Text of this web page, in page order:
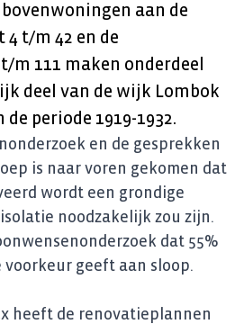
bovenwoningen aan de
t/m 42 en de
m 111 maken onderdeel
deel van de wijk Lombok
periode 1919-1932.
en de gesprekken
is naar voren gekomen dat
wordt een grondige
noodzakelijk zou zijn.
dat 55%
voorkeur geeft aan sloop.
heeft de renovatieplannen